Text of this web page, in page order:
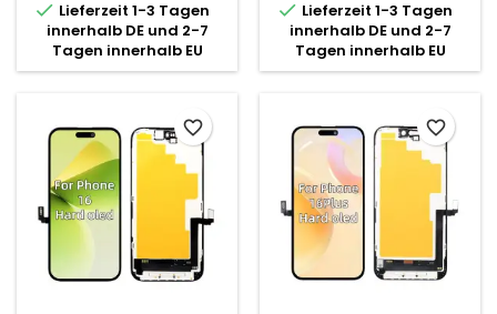
 Lieferzeit 1-3 Tagen
innerhalb DE und 2-7
Tagen innerhalb EU
 Lieferzeit 1-3 Tagen
innerhalb DE und 2-7
Tagen innerhalb EU
favorite_border favorite_border